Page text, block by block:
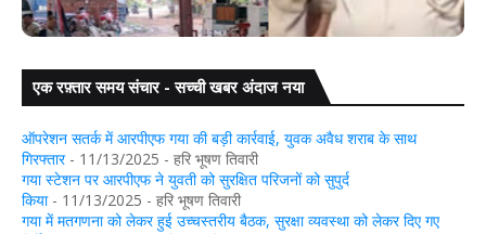
गया: डुमरिया थाना क्षेत्र के सिंघपुर में युवक की चाकू मारकर हत्या
एक रफ़्तार समय संचार - सच्ची खबर अंदाज नया
ऑपरेशन सतर्क में आरपीएफ गया की बड़ी कार्रवाई, युवक अवैध शराब के साथ
गिरफ्तार- 11/13/2025 - हरि भूषण तिवारी
गया स्टेशन पर आरपीएफ ने युवती को सुरक्षित परिजनों को सुपुर्द
किया- 11/13/2025 - हरि भूषण तिवारी
गया में मतगणना को लेकर हुई उच्चस्तरीय बैठक, सुरक्षा व्यवस्था को लेकर दिए गए